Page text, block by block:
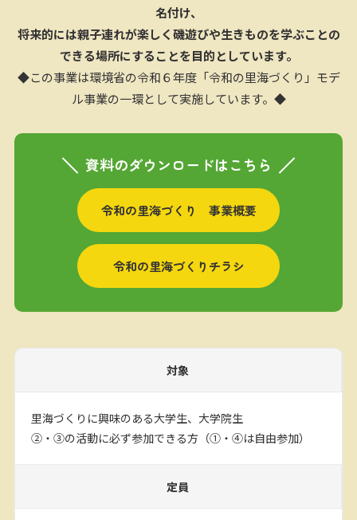
名付け、
将来的には親子連れが楽しく磯遊びや生きものを学ぶことの
できる場所にすることを目的としています。
◆この事業は環境省の令和６年度「令和の里海づくり」モデ
ル事業の一環として実施しています。◆
資料のダウンロードはこちら
令和の里海づくり 事業概要
令和の里海づくりチラシ
対象
里海づくりに興味のある大学生、大学院生
②・③の活動に必ず参加できる方（①・④は自由参加）
定員